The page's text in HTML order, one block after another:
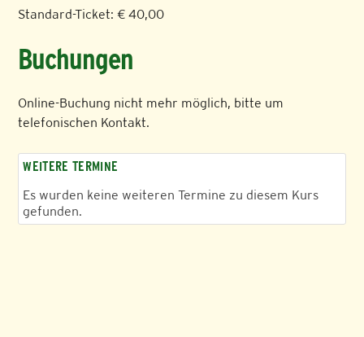
Standard-Ticket: € 40,00
Buchungen
Online-Buchung nicht mehr möglich, bitte um
telefonischen Kontakt.
WEITERE TERMINE
Es wurden keine weiteren Termine zu diesem Kurs
gefunden.